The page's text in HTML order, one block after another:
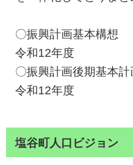
〇振興計画基本構想
令和12年度
〇振興計画後期基本
令和12年度
塩谷町人口ビジョン